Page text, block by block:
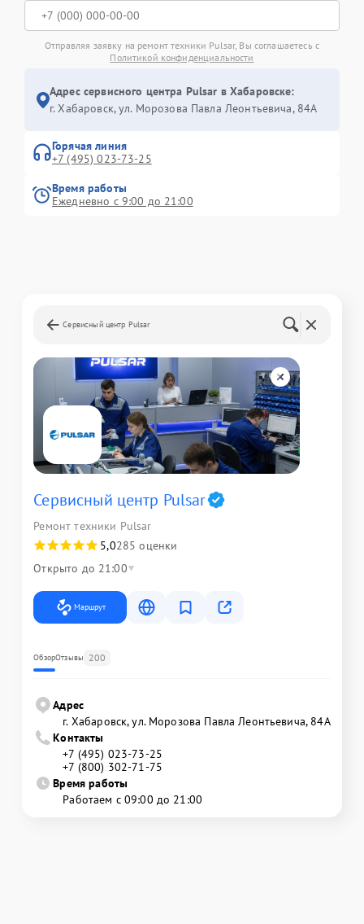
Отправляя заявку на ремонт техники Pulsar, Вы соглашаетесь с
Политикой конфиденциальности
Адрес сервисного центра Pulsar в Хабаровске:
г. Хабаровск, ул. Морозова Павла Леонтьевича, 84А
Горячая линия
+7 (495) 023-73-25
Время работы
Ежедневно с 9:00 до 21:00
Сервисный центр Pulsar
Сервисный центр Pulsar
Ремонт техники Pulsar
5,0285 оценки
Открыто до 21:00
Маршрут
ОбзорОтзывы 200
Адрес
г. Хабаровск, ул. Морозова Павла Леонтьевича, 84А
Контакты
+7 (495) 023-73-25
+7 (800) 302-71-75
Время работы
Работаем с 09:00 до 21:00